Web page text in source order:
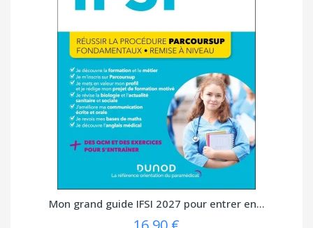
Mon grand guide IFSI 2027 pour entrer en...